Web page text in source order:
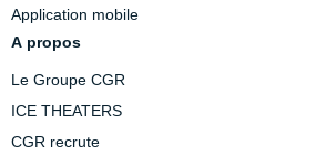
Application mobile
A propos
Le Groupe CGR
ICE THEATERS
CGR recrute